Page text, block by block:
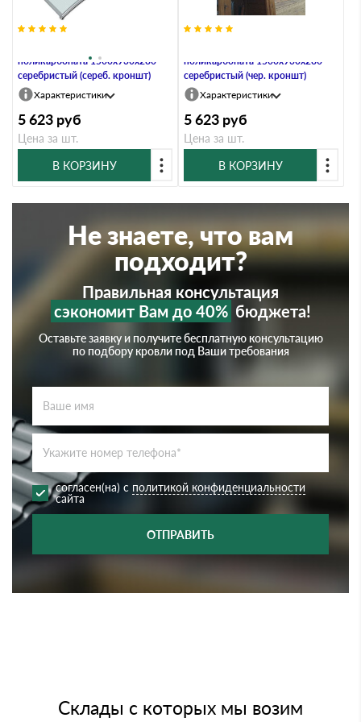
поликарбоната 1500х930х280
серебристый (сереб. кроншт)
Характеристики
5 623 руб
Цена за шт.
В КОРЗИНУ
поликарбоната 1500х930х280
серебристый (чер. кроншт)
Характеристики
5 623 руб
Цена за шт.
В КОРЗИНУ
Не знаете, что вам
подходит?
Правильная консультация
сэкономит Вам до 40% бюджета!
Оставьте заявку и получите бесплатную консультацию
по подбору кровли под Ваши требования
согласен(на) с политикой конфиденциальности
сайта
ОТПРАВИТЬ
Склады с которых мы возим